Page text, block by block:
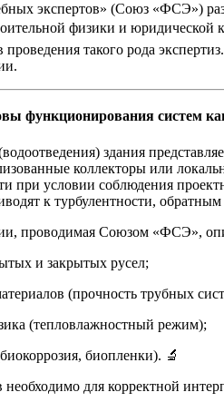
экспертов» (Союз «ФСЭ»)
физики и юридической
проведения такого рода
функционирования систем
здания
коллекторы или
при условии соблюдения
к турбулентности,
проводимая Союзом «ФСЭ»,
и закрытых русел;
(прочность трубных
(тепловлажностный режим);
биопленки). 🔬
для корректной